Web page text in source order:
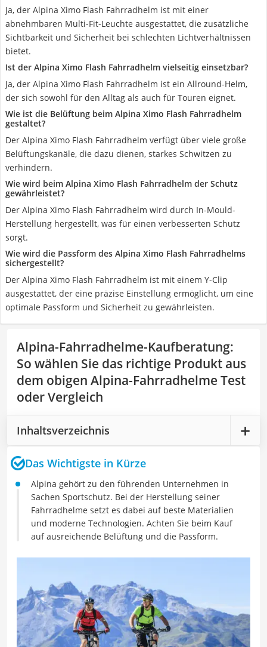
Ja, der Alpina Ximo Flash Fahrradhelm ist mit einer
abnehmbaren Multi-Fit-Leuchte ausgestattet, die zusätzliche
Sichtbarkeit und Sicherheit bei schlechten Lichtverhältnissen
bietet.
Ist der Alpina Ximo Flash Fahrradhelm vielseitig einsetzbar?
Ja, der Alpina Ximo Flash Fahrradhelm ist ein Allround-Helm,
der sich sowohl für den Alltag als auch für Touren eignet.
Wie ist die Belüftung beim Alpina Ximo Flash Fahrradhelm
gestaltet?
Der Alpina Ximo Flash Fahrradhelm verfügt über viele große
Belüftungskanäle, die dazu dienen, starkes Schwitzen zu
verhindern.
Wie wird beim Alpina Ximo Flash Fahrradhelm der Schutz
gewährleistet?
Der Alpina Ximo Flash Fahrradhelm wird durch In-Mould-
Herstellung hergestellt, was für einen verbesserten Schutz
sorgt.
Wie wird die Passform des Alpina Ximo Flash Fahrradhelms
sichergestellt?
Der Alpina Ximo Flash Fahrradhelm ist mit einem Y-Clip
ausgestattet, der eine präzise Einstellung ermöglicht, um eine
optimale Passform und Sicherheit zu gewährleisten.
Alpina-Fahrradhelme-Kaufberatung:
So wählen Sie das richtige Produkt aus
dem obigen Alpina-Fahrradhelme Test
oder Vergleich
Inhaltsverzeichnis
Das Wichtigste in Kürze
Alpina gehört zu den führenden Unternehmen in
Sachen Sportschutz. Bei der Herstellung seiner
Fahrradhelme setzt es dabei auf beste Materialien
und moderne Technologien. Achten Sie beim Kauf
auf ausreichende Belüftung und die Passform.